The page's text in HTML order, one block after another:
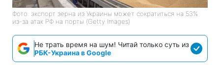
Фото: экспорт зерна из Украины может сократиться на 53%
из-за атак РФ на порты (Getty Images)
Не трать время на шум! Читай только суть из
РБК-Украина в Google